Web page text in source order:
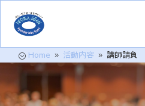
; Home 9 活動内容 9 講師請負